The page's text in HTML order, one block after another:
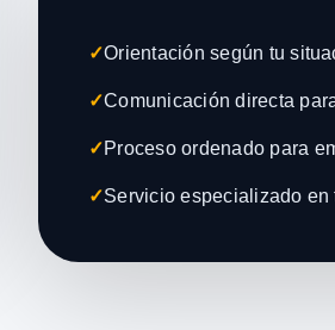
✓Orientación según tu
✓Comunicación directa
✓Proceso ordenado para
✓Servicio especializado en